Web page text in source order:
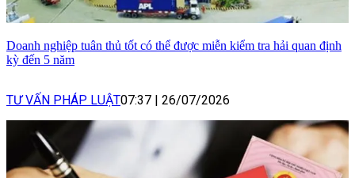
Doanh nghiệp tuân thủ tốt có thể được miễn kiểm tra hải quan định
kỳ đến 5 năm
TƯ VẤN PHÁP LUẬT07:37 26/07/2026